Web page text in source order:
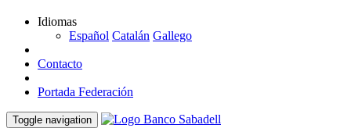
Idiomas
Español Catalán Gallego
Contacto
Portada Federación
Toggle navigation